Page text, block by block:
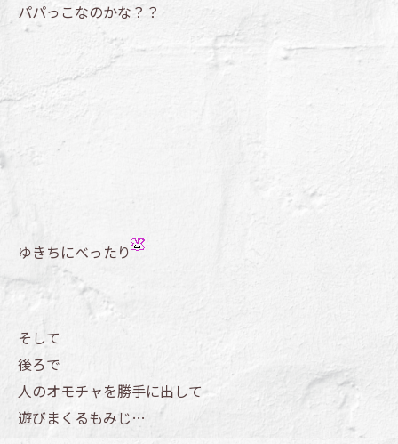
パパっこなのかな？？
ゆきちにべったり
そして
後ろで
人のオモチャを勝手に出して
遊びまくるもみじ…